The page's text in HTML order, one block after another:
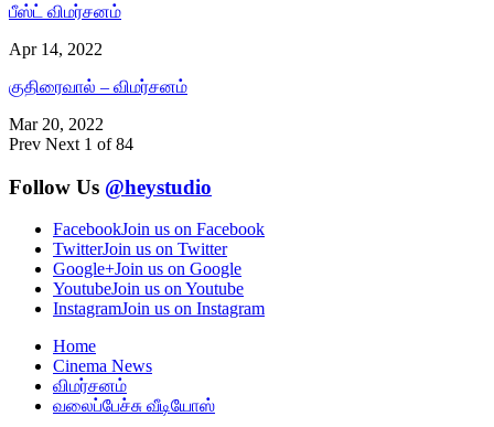
பீஸ்ட் விமர்சனம்
Apr 14, 2022
குதிரைவால் – விமர்சனம்
Mar 20, 2022
Prev Next 1 of 84
Follow Us @heystudio
FacebookJoin us on Facebook
TwitterJoin us on Twitter
Google+Join us on Google
YoutubeJoin us on Youtube
InstagramJoin us on Instagram
Home
Cinema News
விமர்சனம்
வலைப்பேச்சு வீடியோஸ்